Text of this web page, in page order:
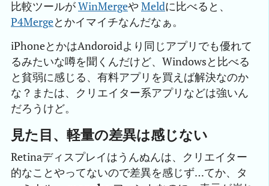
比較ツールがWinMergeや Meldに比べると、
P4Mergeとかイマイチなんだなぁ。
iPhoneとかはAndoroidより同じアプリでも優れて
るみたいな噂を聞くんだけど、Windowsと比べる
と貧弱に感じる、有料アプリを買えば解決なのか
な？または、クリエイター系アプリなどは強いん
だろうけど。
見た目、軽量の差異は感じない
Retinaディスプレイはうんぬんは、クリエイター
的なことやってないので差異を感じず…てか、タ